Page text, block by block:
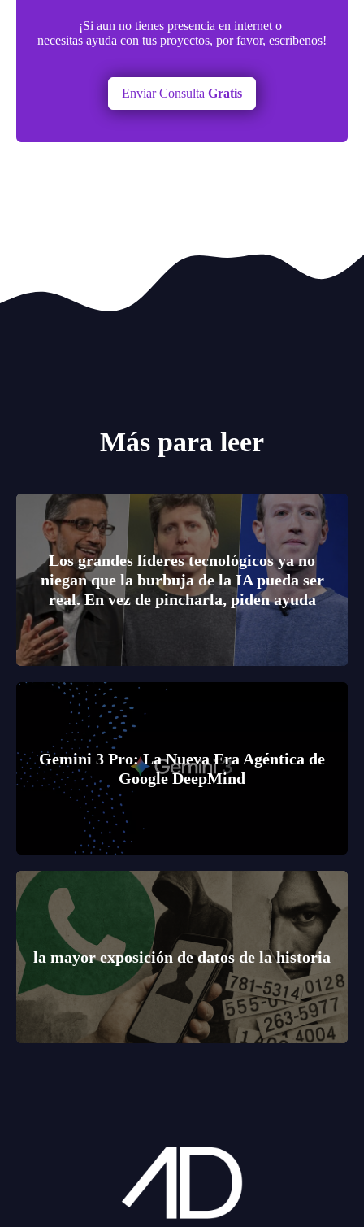
¡Si aun no tienes presencia en internet o
necesitas ayuda con tus proyectos, por favor, escribenos!
Enviar Consulta Gratis
Más para leer
Los grandes líderes tecnológicos ya no
niegan que la burbuja de la IA pueda ser
real. En vez de pincharla, piden ayuda
Gemini 3 Pro: La Nueva Era Agéntica de
Google DeepMind
la mayor exposición de datos de la historia